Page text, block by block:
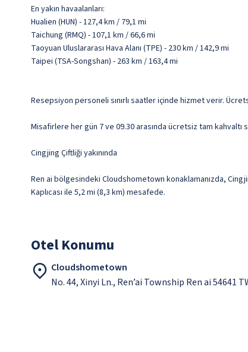
En yakın havaalanları:
Hualien (HUN) - 127,4 km / 79,1 mi
Taichung (RMQ) - 107,1 km / 66,6 mi
Taoyuan Uluslararası Hava Alanı (TPE) - 230 km / 142,9 mi
Taipei (TSA-Songshan) - 263 km / 163,4 mi
Resepsiyon personeli sınırlı saatler içinde hizmet verir.
Misafirlere her gün 7 ve 09.30 arasında ücretsiz tam kahvaltı
Cingjing Çiftliği yakınında
Ren ai bölgesindeki Cloudshometown konaklamanızda,
Kaplıcası ile 5,2 mi (8,3 km) mesafede.
Otel Konumu
Cloudshometown
No. 44, Xinyi Ln., Ren’ai Township Ren ai 54641